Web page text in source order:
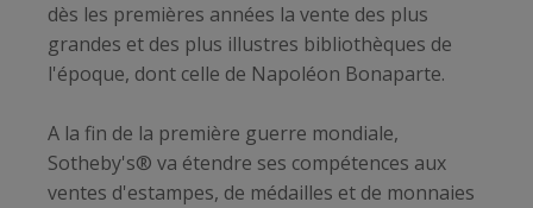
dès les premières années la vente des plus
grandes et des plus illustres bibliothèques de
l'époque, dont celle de Napoléon Bonaparte.
A la fin de la première guerre mondiale,
Sotheby's® va étendre ses compétences aux
ventes d'estampes, de médailles et de monnaies